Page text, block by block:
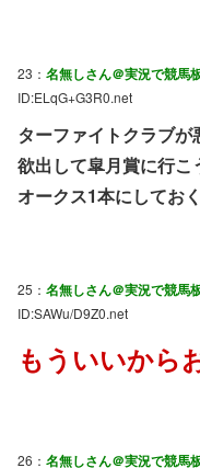
23： 名無しさん＠実況で競馬
ID:ELqG+G3R0.net
ターファイトクラブが
欲出して皐月賞に行こ
オークス1本にしてお
25： 名無しさん＠実況で競馬
ID:SAWu/D9Z0.net
もういいから
26： 名無しさん＠実況で競馬